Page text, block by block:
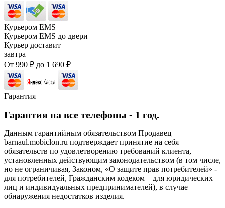
Курьером EMS
Курьером EMS до двери
Курьер доставит
завтра
От 990 ₽ до 1 690 ₽
Гарантия
Гарантия на все телефоны - 1 год.
Данным гарантийным обязательством Продавец
barnaul.mobiclon.ru подтверждает принятие на себя
обязательств по удовлетворению требований клиента,
установленных действующим законодательством (в том числе,
но не ограничивая, Законом, «О защите прав потребителей» -
для потребителей, Гражданским кодеком – для юридических
лиц и индивидуальных предпринимателей), в случае
обнаружения недостатков изделия.